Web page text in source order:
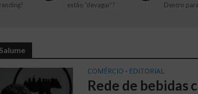
estão “devagar”?
Dentro
COMÉRCIO • EDITORIAL
Rede de bebidas